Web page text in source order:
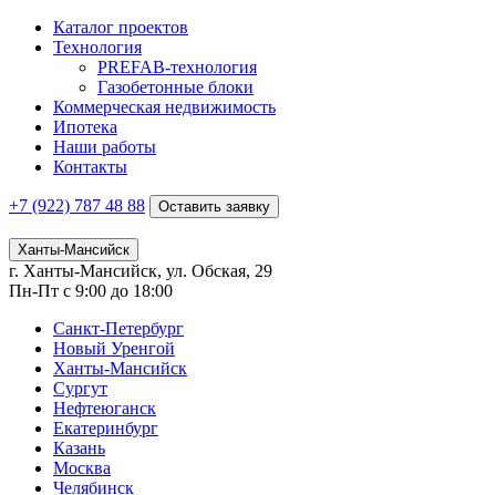
Каталог проектов
Технология
PREFAB-технология
Газобетонные блоки
Коммерческая недвижимость
Ипотека
Наши работы
Контакты
+7 (922) 787 48 88 Оставить заявку
Ханты-Мансийск
г. Ханты-Мансийск, ул. Обская, 29
Пн-Пт с 9:00 до 18:00
Санкт-Петербург
Новый Уренгой
Ханты-Мансийск
Сургут
Нефтеюганск
Екатеринбург
Казань
Москва
Челябинск